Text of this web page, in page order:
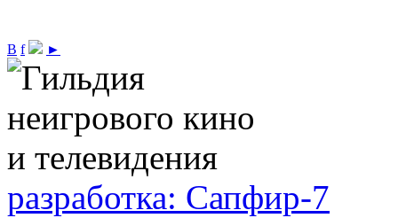
В f ►
разработка: Сапфир-7